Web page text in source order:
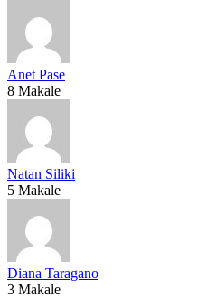
Anet Pase
8 Makale
Natan Siliki
5 Makale
Diana Taragano
3 Makale